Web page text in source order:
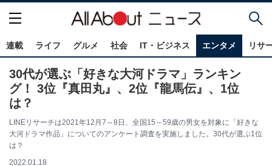
連載 ライフ グルメ 社会 IT・ビジネス エンタメ リサ
30代が選ぶ「好きな大河ドラマ」ランキン
グ！ 3位『真田丸』、2位『龍馬伝』、1位
は？
LINEリサーチは2021年12月7～8日、全国15～59歳の男女を対象に「好きな
大河ドラマ作品」についてのアンケート調査を実施しました。30代が選ぶ1位
は？
2022.01.18